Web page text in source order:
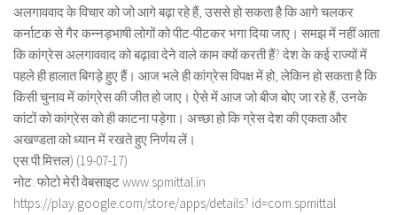
अलगाववाद के विचार को जो आगे बढ़ा रहे हैं, उससे हो सकता है कि आगे चलकर
कर्नाटक से गैर कन्नड़भाषी लोगों को पीट-पीटकर भगा दिया जाए। समझ में नहीं आता
कि कांग्रेस अलगाववाद को बढ़ावा देने वाले काम क्यों करती हैं? देश के कई राज्यों में
पहले ही हालात बिगड़े हुए हैं। आज भले ही कांग्रेस विपक्ष में हो, लेकिन हो सकता है कि
किसी चुनाव में कांग्रेस की जीत हो जाए। ऐसे में आज जो बीज बोए जा रहे हैं, उनके
कांटों को कांग्रेस को ही काटना पड़ेगा। अच्छा हो कि ग्रेस देश की एकता और
अखण्डता को ध्यान में रखते हुए निर्णय लें।
एस.पी.मित्तल) (19-07-17)
नोट: फोटो मेरी वेबसाइट www.spmittal.in
https://play.google.com/store/apps/details? id=com.spmittal